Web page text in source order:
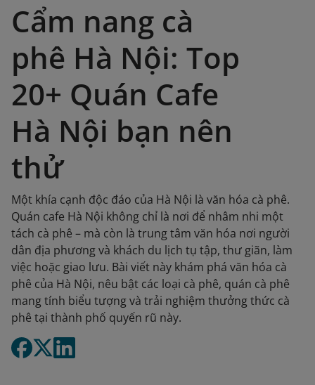
Cẩm nang cà
phê Hà Nội: Top
20+ Quán Cafe
Hà Nội bạn nên
thử
Một khía cạnh độc đáo của Hà Nội là văn hóa cà phê.
Quán cafe Hà Nội không chỉ là nơi để nhâm nhi một
tách cà phê – mà còn là trung tâm văn hóa nơi người
dân địa phương và khách du lịch tụ tập, thư giãn, làm
việc hoặc giao lưu. Bài viết này khám phá văn hóa cà
phê của Hà Nội, nêu bật các loại cà phê, quán cà phê
mang tính biểu tượng và trải nghiệm thưởng thức cà
phê tại thành phố quyến rũ này.